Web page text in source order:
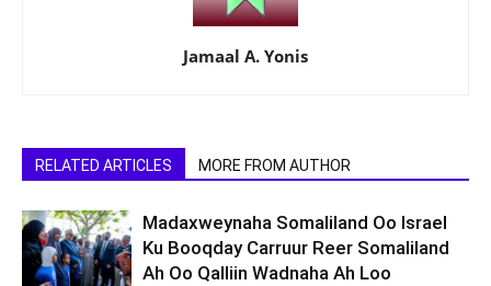
Jamaal A. Yonis
RELATED ARTICLES MORE FROM AUTHOR
Madaxweynaha Somaliland Oo Israel
Ku Booqday Carruur Reer Somaliland
Ah Oo Qalliin Wadnaha Ah Loo